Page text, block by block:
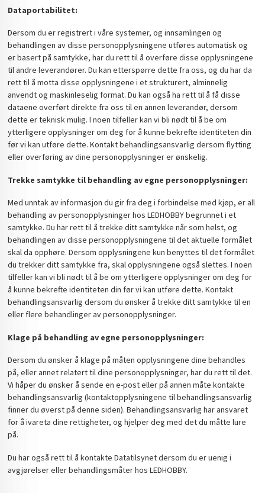
Dataportabilitet:
Dersom du er registrert i våre systemer, og innsamlingen og
behandlingen av disse personopplysningene utføres automatisk og
er basert på samtykke, har du rett til å overføre disse opplysningene
til andre leverandører. Du kan etterspørre dette fra oss, og du har da
rett til å motta disse opplysningene i et strukturert, alminnelig
anvendt og maskinleselig format. Du kan også ha rett til å få disse
dataene overført direkte fra oss til en annen leverandør, dersom
dette er teknisk mulig. I noen tilfeller kan vi bli nødt til å be om
ytterligere opplysninger om deg for å kunne bekrefte identiteten din
før vi kan utføre dette. Kontakt behandlingsansvarlig dersom flytting
eller overføring av dine personopplysninger er ønskelig.
Trekke samtykke til behandling av egne personopplysninger:
Med unntak av informasjon du gir fra deg i forbindelse med kjøp, er all
behandling av personopplysninger hos LEDHOBBY begrunnet i et
samtykke. Du har rett til å trekke ditt samtykke når som helst, og
behandlingen av disse personopplysningene til det aktuelle formålet
skal da opphøre. Dersom opplysningene kun benyttes til det formålet
du trekker ditt samtykke fra, skal opplysningene også slettes. I noen
tilfeller kan vi bli nødt til å be om ytterligere opplysninger om deg for
å kunne bekrefte identiteten din før vi kan utføre dette. Kontakt
behandlingsansvarlig dersom du ønsker å trekke ditt samtykke til en
eller flere behandlinger av personopplysninger.
Klage på behandling av egne personopplysninger:
Dersom du ønsker å klage på måten opplysningene dine behandles
på, eller annet relatert til dine personopplysninger, har du rett til det.
Vi håper du ønsker å sende en e-post eller på annen måte kontakte
behandlingsansvarlig (kontaktopplysningene til behandlingsansvarlig
finner du øverst på denne siden). Behandlingsansvarlig har ansvaret
for å ivareta dine rettigheter, og hjelper deg med det du måtte lure
på.
Du har også rett til å kontakte Datatilsynet dersom du er uenig i
avgjørelser eller behandlingsmåter hos LEDHOBBY.